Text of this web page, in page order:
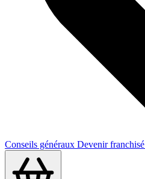
Conseils généraux Devenir franchisé